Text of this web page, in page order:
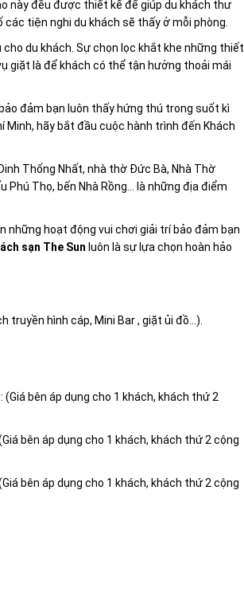
này đều được thiết kế để giúp du khách thư
tiện nghi du khách sẽ thấy ở mỗi phòng.
cho du khách. Sự chọn lọc khắt khe những thiết
giặt là để khách có thể tận hưởng thoải mái
đảm bạn luôn thấy hứng thú trong suốt kì
Minh, hãy bắt đầu cuộc hành trình đến Khách
Thống Nhất, nhà thờ Đức Bà, Nhà Thờ
Phú Thọ, bến Nhà Rồng... là những địa điểm
những hoạt động vui chơi giải trí bảo đảm bạn
sạn The Sun luôn là sự lựa chọn hoàn hảo
truyền hình cáp, Mini Bar , giặt ủi đồ…).
(Giá bên áp dụng cho 1 khách, khách thứ 2
bên áp dụng cho 1 khách, khách thứ 2 cộng
bên áp dụng cho 1 khách, khách thứ 2 cộng